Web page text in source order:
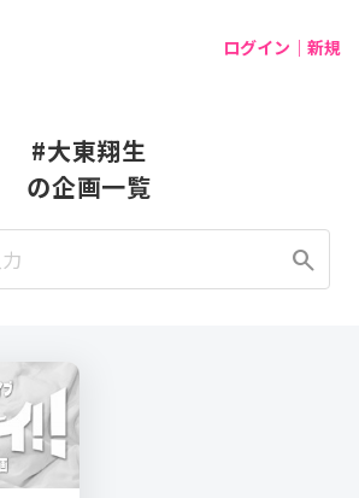
ログイン｜新規
#大東翔生
の企画一覧
search